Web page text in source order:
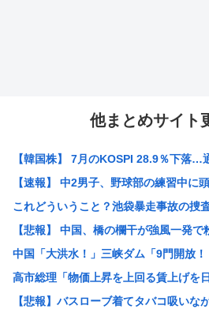
他まとめサイト
【韓国株】 7月のKOSPI 28.9％下落…
【速報】 中2男子、野球部の練習中に
これどういうこと？池袋暴走事故の捜
【悲報】 中国、橋の欄干が強風一発
中国「大洪水！」三峡ダム「9門開放
高市総理「物価上昇を上回る賃上げを
【悲報】バスローブ着てタバコ吸いな